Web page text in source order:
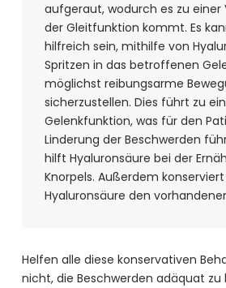
aufgeraut, wodurch es zu einer
der Gleitfunktion kommt. Es
hilfreich sein, mithilfe von
Spritzen in das betroffenen
möglichst reibungsarme
sicherzustellen. Dies führt zu
Gelenkfunktion, was für den
Linderung der Beschwerden
hilft Hyaluronsäure bei der
Knorpels. Außerdem
Hyaluronsäure den
Helfen alle diese konservativen
nicht, die Beschwerden adäquat zu